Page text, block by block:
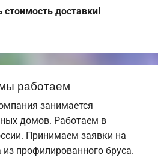
стоимость доставки!
работаем
занимается
домов. Работаем в
Принимаем заявки на
профилированного бруса.